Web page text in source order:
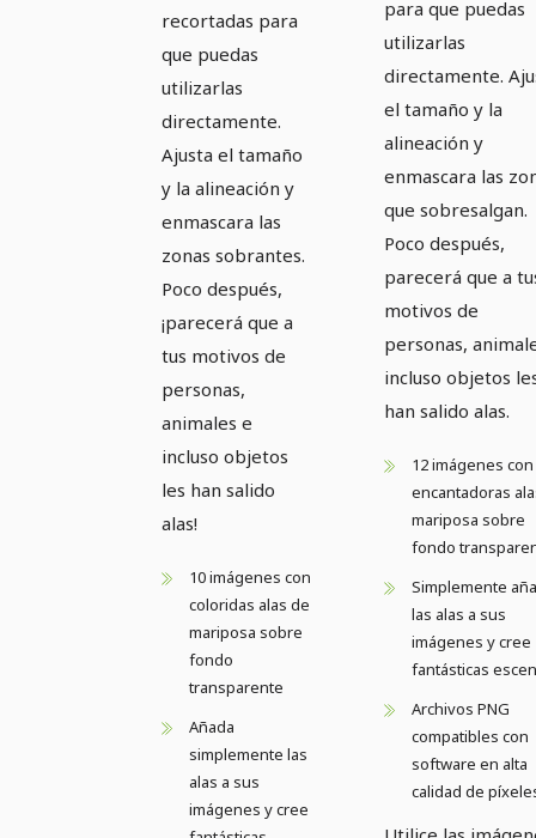
recortadas para
que puedas
utilizarlas
directamente.
Ajusta el tamaño
y la alineación y
enmascara las
zonas sobrantes.
Poco después,
¡parecerá que a
tus motivos de
personas,
animales e
incluso objetos
les han salido
alas!
10 imágenes con
coloridas alas de
mariposa sobre
fondo
transparente
Añada
simplemente las
alas a sus
imágenes y cree
para que puedas
utilizarlas
directamente.
el tamaño y la
alineación y
enmascara las
que sobresalgan.
Poco después,
parecerá que a
motivos de
personas,
incluso objetos
han salido alas.
12 imágenes con
encantadoras
mariposa sobre
fondo
Simplemente
las alas a sus
imágenes y cree
fantásticas
Archivos PNG
compatibles con
software en alta
calidad de